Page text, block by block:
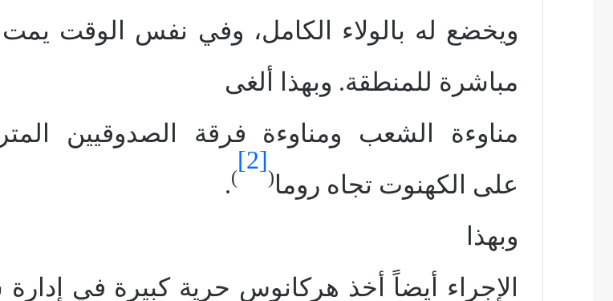
ويخضع له بالولاء الكامل، وفي نفس الوقت
مباشرة للمنطقة. وبهذا ألغى
مناوءة الشعب ومناوءة فرقة الصدوقيين
على الكهنوت تجاه روما(
[2]
)
.
وبهذا
الإجراء أيضاً أخذ هركانوس حرية كبيرة في